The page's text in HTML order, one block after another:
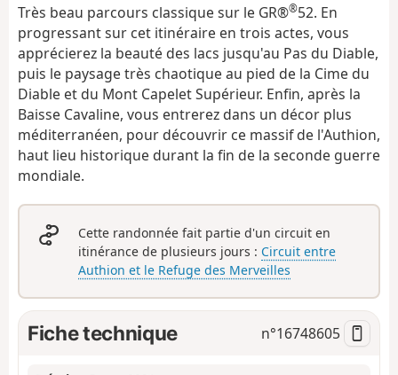
a
t
Très beau parcours classique sur le GR®®52. En
progressant sur cet itinéraire en trois actes, vous
apprécierez la beauté des lacs jusqu'au Pas du Diable,
puis le paysage très chaotique au pied de la Cime du
Diable et du Mont Capelet Supérieur. Enfin, après la
Baisse Cavaline, vous entrerez dans un décor plus
méditerranéen, pour découvrir ce massif de l'Authion,
haut lieu historique durant la fin de la seconde guerre
mondiale.
Cette randonnée fait partie d'un circuit en
itinérance de plusieurs jours : Circuit entre
Authion et le Refuge des Merveilles
Fiche technique n°16748605